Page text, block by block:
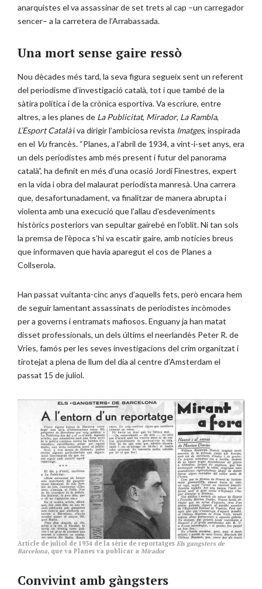
anarquistes el va assassinar de set trets al cap –un carregador
sencer– a la carretera de l’Arrabassada.
Una mort sense gaire ressò
Nou dècades més tard, la seva figura segueix sent un referent
del periodisme d’investigació català, tot i que també de la
sàtira política i de la crònica esportiva. Va escriure, entre
altres, a les planes de La Publicitat, Mirador, La Rambla,
L’Esport Catalài va dirigir l’ambiciosa revista Imatges, inspirada
en el Vufrancès. “Planes, a l’abril de 1934, a vint-i-set anys, era
un dels periodistes amb més present i futur del panorama
català”, ha definit en més d’una ocasió Jordi Finestres, expert
en la vida i obra del malaurat periodista manresà. Una carrera
que, desafortunadament, va finalitzar de manera abrupta i
violenta amb una execució que l’allau d’esdeveniments
històrics posteriors van sepultar gairebé en l’oblit. Ni tan sols
la premsa de l’època s’hi va escatir gaire, amb notícies breus
que informaven que havia aparegut el cos de Planes a
Collserola.
Han passat vuitanta-cinc anys d’aquells fets, però encara hem
de seguir lamentant assassinats de periodistes incòmodes
per a governs i entramats mafiosos. Enguany ja han matat
disset professionals, un dels últims el neerlandès Peter R. de
Vries, famós per les seves investigacions del crim organitzat i
tirotejat a plena de llum del dia al centre d’Amsterdam el
passat 15 de juliol.
Article de juliol de 1934 de la sèrie de reportatges Els gangsters de
Barcelona, que va Planes va publicar a Mirador
Convivint amb gàngsters